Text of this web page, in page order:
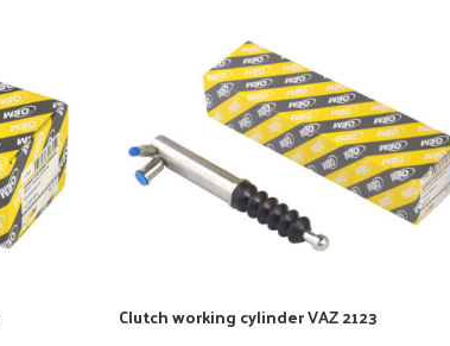
Clutch working cylinder VAZ 2123